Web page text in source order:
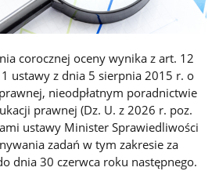
corocznej oceny wynika z art. 12
ustawy z dnia 5 sierpnia 2015 r. o
nieodpłatnym poradnictwie
prawnej (Dz. U. z 2026 r. poz.
ustawy Minister Sprawiedliwości
zadań w tym zakresie za
dnia 30 czerwca roku następnego.